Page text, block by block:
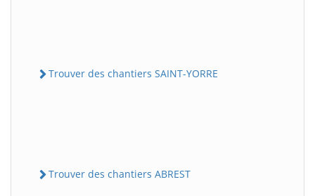
Trouver des chantiers SAINT-YORRE
Trouver des chantiers ABREST